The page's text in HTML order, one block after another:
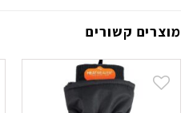
מוצרים קשורים